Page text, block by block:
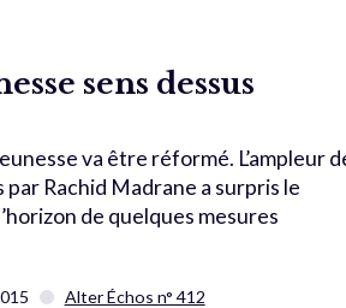
sens dessus
va être réformé. L’ampleur
Rachid Madrane a surpris le
de quelques mesures
Alter Échos n° 412